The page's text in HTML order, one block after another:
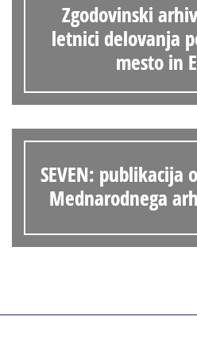
Zgodovinski
letnici delovanja
mesto in
SEVEN: publikacija
Mednarodnega